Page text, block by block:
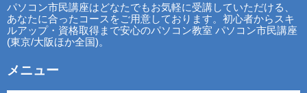
パソコン市民講座はどなたでもお気軽に受講していただける、
あなたに合ったコースをご用意しております。初心者からスキ
ルアップ・資格取得まで安心のパソコン教室 パソコン市民講座
(東京/大阪ほか全国)。
メニュー